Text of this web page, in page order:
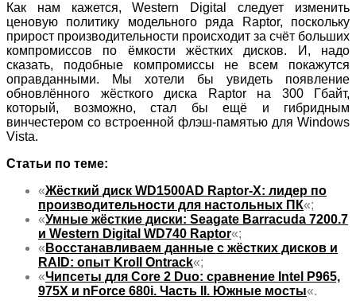
Как нам кажется, Western Digital следует изменить
ценовую политику модельного ряда Raptor, поскольку
прирост производительности происходит за счёт больших
компромиссов по ёмкости жёстких дисков. И, надо
сказать, подобные компромиссы не всем покажутся
оправданными. Мы хотели бы увидеть появление
обновлённого жёсткого диска Raptor на 300 Гбайт,
который, возможно, стал бы ещё и гибридным
винчестером со встроенной флэш-памятью для Windows
Vista.
Статьи по теме:
«Жёсткий диск WD1500AD Raptor-X: лидер по
производительности для настольных ПК«;
«Умные жёсткие диски: Seagate Barracuda 7200.7
и Western Digital WD740 Raptor«;
« Восстанавливаем данные с жёстких дисков и
RAID: опыт Kroll Ontrack«;
«Чипсеты для Core 2 Duo: сравнение Intel P965,
975X и nForce 680i. Часть II. Южные мосты«.